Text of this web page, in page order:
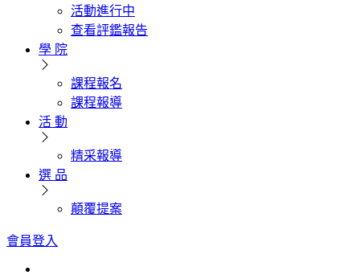
活動進行中
查看評鑑報告
學 院
課程報名
課程報導
活 動
精采報導
選 品
顛覆提案
會員登入